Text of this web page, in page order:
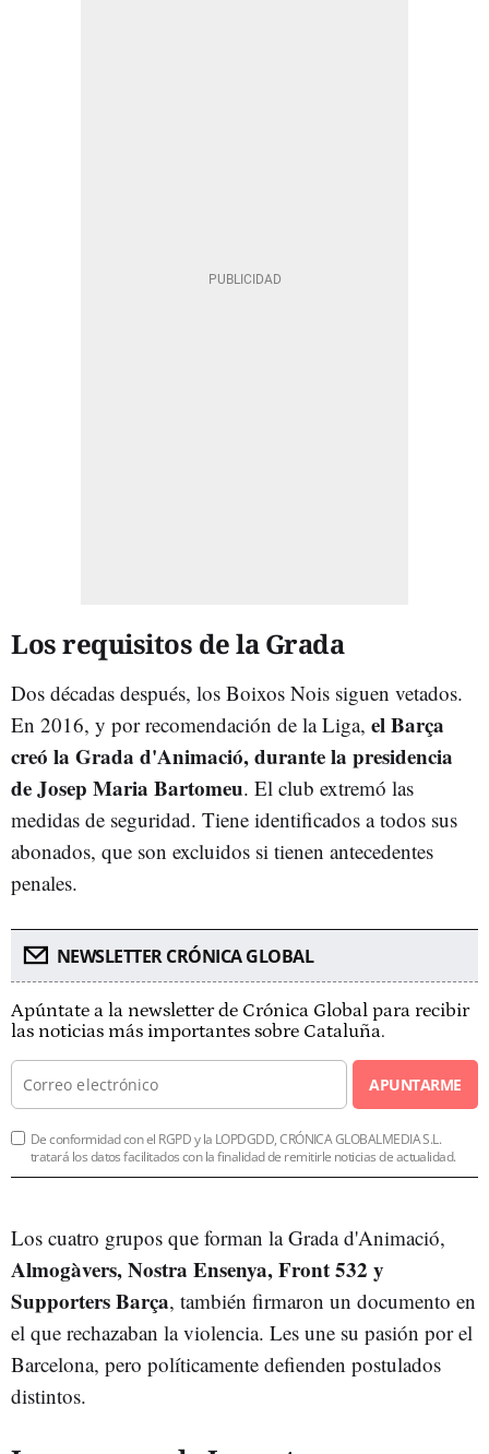
Los requisitos de la Grada
Dos décadas después, los Boixos Nois siguen vetados.
En 2016, y por recomendación de la Liga, el Barça
creó la Grada d'Animació, durante la presidencia
de Josep Maria Bartomeu. El club extremó las
medidas de seguridad. Tiene identificados a todos sus
abonados, que son excluidos si tienen antecedentes
penales.
NEWSLETTER CRÓNICA GLOBAL
Apúntate a la newsletter de Crónica Global para recibir
las noticias más importantes sobre Cataluña.
APUNTARME
De conformidad con el RGPD y la LOPDGDD, CRÓNICA GLOBALMEDIA S.L.
tratará los datos facilitados con la finalidad de remitirle noticias de actualidad.
Los cuatro grupos que forman la Grada d'Animació,
Almogàvers, Nostra Ensenya, Front 532 y
Supporters Barça, también firmaron un documento en
el que rechazaban la violencia. Les une su pasión por el
Barcelona, pero políticamente defienden postulados
distintos.